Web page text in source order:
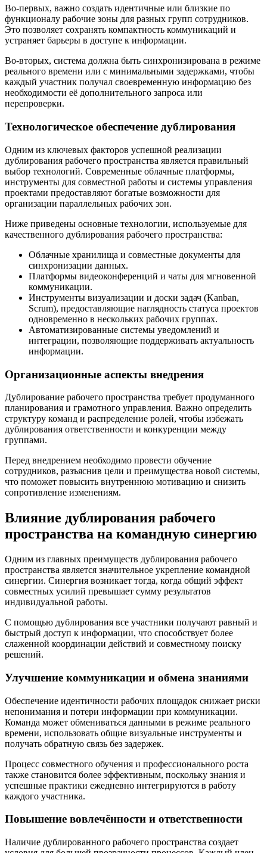
Во-первых, важно создать идентичные или близкие по
функционалу рабочие зоны для разных групп сотрудников.
Это позволяет сохранять компактность коммуникаций и
устраняет барьеры в доступе к информации.
Во-вторых, система должна быть синхронизирована в режиме
реального времени или с минимальными задержками, чтобы
каждый участник получал своевременную информацию без
необходимости её дополнительного запроса или
перепроверки.
Технологическое обеспечение дублирования
Одним из ключевых факторов успешной реализации
дублирования рабочего пространства является правильный
выбор технологий. Современные облачные платформы,
инструменты для совместной работы и системы управления
проектами предоставляют богатые возможности для
организации параллельных рабочих зон.
Ниже приведены основные технологии, используемые для
качественного дублирования рабочего пространства:
Облачные хранилища и совместные документы для
синхронизации данных.
Платформы видеоконференций и чаты для мгновенной
коммуникации.
Инструменты визуализации и доски задач (Kanban,
Scrum), предоставляющие наглядность статуса проектов
одновременно в нескольких рабочих группах.
Автоматизированные системы уведомлений и
интеграции, позволяющие поддерживать актуальность
информации.
Организационные аспекты внедрения
Дублирование рабочего пространства требует продуманного
планирования и грамотного управления. Важно определить
структуру команд и распределение ролей, чтобы избежать
дублирования ответственности и конкуренции между
группами.
Перед внедрением необходимо провести обучение
сотрудников, разъяснив цели и преимущества новой системы,
что поможет повысить внутреннюю мотивацию и снизить
сопротивление изменениям.
Влияние дублирования рабочего
пространства на командную синергию
Одним из главных преимуществ дублирования рабочего
пространства является значительное укрепление командной
синергии. Синергия возникает тогда, когда общий эффект
совместных усилий превышает сумму результатов
индивидуальной работы.
С помощью дублирования все участники получают равный и
быстрый доступ к информации, что способствует более
слаженной координации действий и совместному поиску
решений.
Улучшение коммуникации и обмена знаниями
Обеспечение идентичности рабочих площадок снижает риски
непонимания и потери информации при коммуникации.
Команда может обмениваться данными в режиме реального
времени, использовать общие визуальные инструменты и
получать обратную связь без задержек.
Процесс совместного обучения и профессионального роста
также становится более эффективным, поскольку знания и
успешные практики ежедневно интегрируются в работу
каждого участника.
Повышение вовлечённости и ответственности
Наличие дублированного рабочего пространства создает